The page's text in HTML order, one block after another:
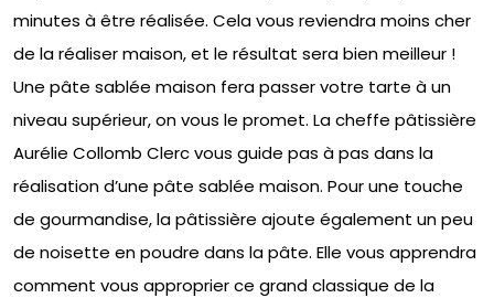
minutes à être réalisée. Cela vous reviendra moins cher
de la réaliser maison, et le résultat sera bien meilleur !
Une pâte sablée maison fera passer votre tarte à un
niveau supérieur, on vous le promet. La cheffe pâtissière
Aurélie Collomb Clerc vous guide pas à pas dans la
réalisation d’une pâte sablée maison. Pour une touche
de gourmandise, la pâtissière ajoute également un peu
de noisette en poudre dans la pâte. Elle vous apprendra
comment vous approprier ce grand classique de la